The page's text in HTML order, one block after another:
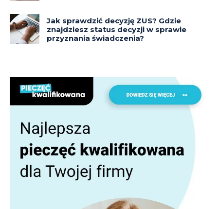
Jak sprawdzić decyzję ZUS? Gdzie
znajdziesz status decyzji w sprawie
przyznania świadczenia?